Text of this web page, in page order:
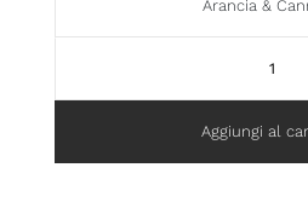
Arancia &
Aggiungi al